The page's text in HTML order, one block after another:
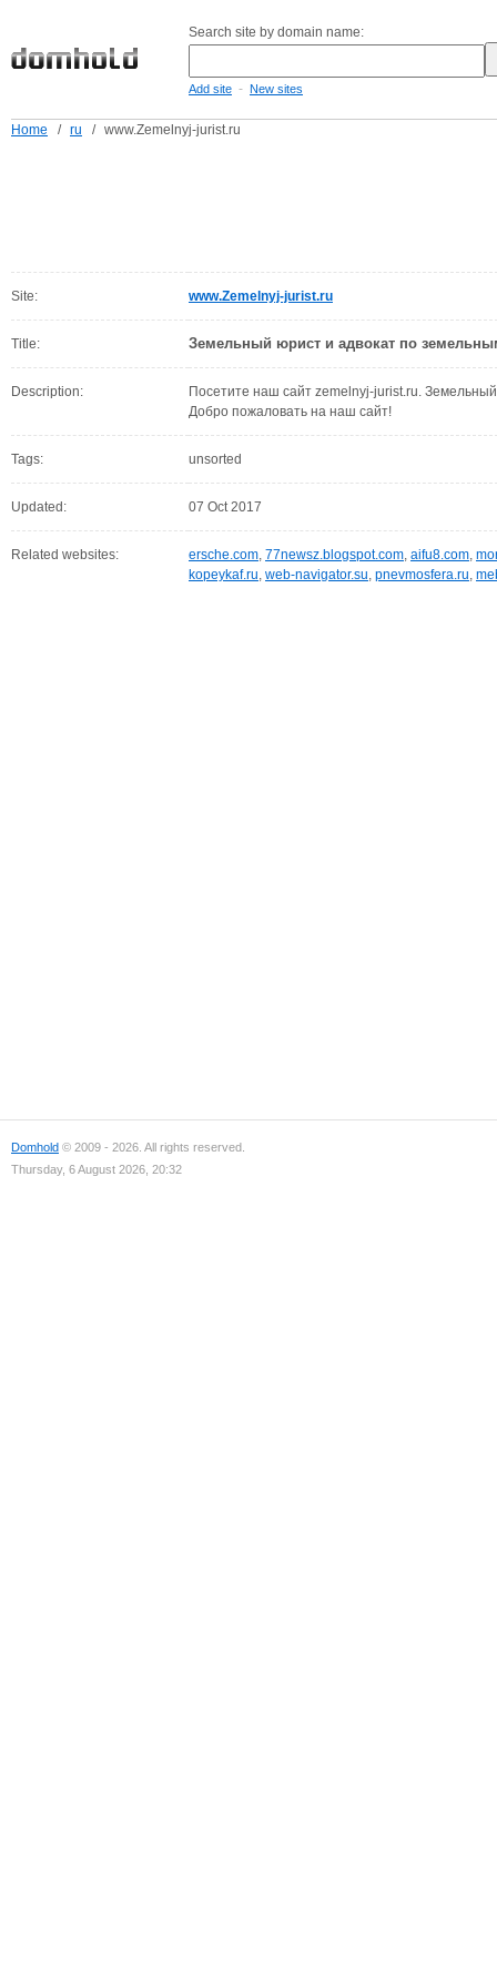
Search site by domain name:
Add site - New sites
Home / ru / www.Zemelnyj-jurist.ru
Site: www.Zemelnyj-jurist.ru
Title: Земельный юрист и адвокат по
Description:
Посетите наш сайт zemelnyj-jurist.ru.
Добро пожаловать на наш сайт!
Tags: unsorted
Updated: 07 Oct 2017
Related websites: ersche.com, 77newsz.blogspot.com, aifu8.com,
kopeykaf.ru, web-navigator.su, pnevmosfera.ru,
Domhold © 2009 - 2026. All rights reserved.
Thursday, 6 August 2026, 20:32